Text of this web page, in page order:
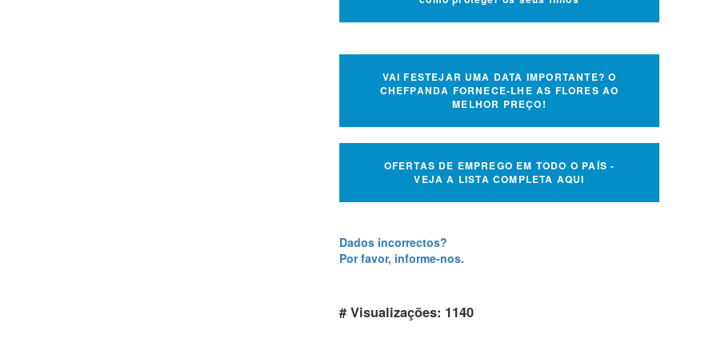
VAI FESTEJAR UMA DATA IMPORTANTE? O
CHEFPANDA FORNECE-LHE AS FLORES AO
MELHOR PREÇO!
OFERTAS DE EMPREGO EM TODO O PAÍS -
VEJA A LISTA COMPLETA AQUI
Dados incorrectos?
Por favor, informe-nos.
# Visualizações: 1140